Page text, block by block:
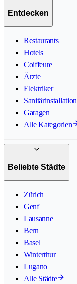
Entdecken
Restaurants
Hotels
Coiffeure
Ärzte
Elektriker
Sanitärinstallation
Garagen
Alle Kategorien
Beliebte Städte
Zürich
Genf
Lausanne
Bern
Basel
Winterthur
Lugano
Alle Städte